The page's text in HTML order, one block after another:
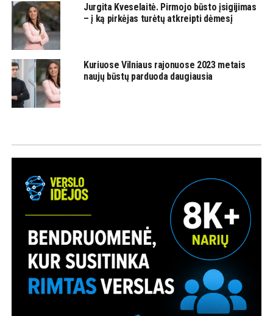
Jurgita Kveselaitė. Pirmojo būsto įsigijimas
– į ką pirkėjas turėtų atkreipti dėmesį
Kuriuose Vilniaus rajonuose 2023 metais
naujų būstų parduoda daugiausia